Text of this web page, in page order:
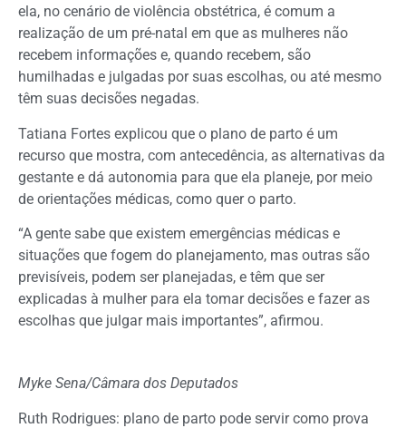
ela, no cenário de violência obstétrica, é comum a
realização de um pré-natal em que as mulheres não
recebem informações e, quando recebem, são
humilhadas e julgadas por suas escolhas, ou até mesmo
têm suas decisões negadas.
Tatiana Fortes explicou que o plano de parto é um
recurso que mostra, com antecedência, as alternativas da
gestante e dá autonomia para que ela planeje, por meio
de orientações médicas, como quer o parto.
“A gente sabe que existem emergências médicas e
situações que fogem do planejamento, mas outras são
previsíveis, podem ser planejadas, e têm que ser
explicadas à mulher para ela tomar decisões e fazer as
escolhas que julgar mais importantes”, afirmou.
Myke Sena/Câmara dos Deputados
Ruth Rodrigues: plano de parto pode servir como prova